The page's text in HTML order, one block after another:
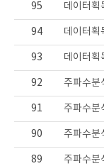
95 데이터
94 데이터
93 데이터
92 주파수분
91 주파수
90 주파수
89 주파수